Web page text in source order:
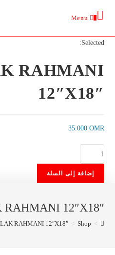
Menu
Selected:
RAHMANI
12″X18″
35.000 OMR
كمية
DHOLAK
RAHMANI
إضافة إلى السلة
12″X18″
>
Shop
>
RAHMANI 12″X18″